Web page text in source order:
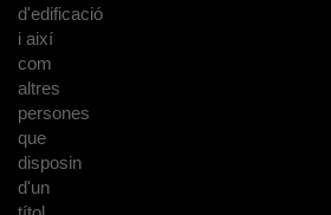
d'edificació
i així
com
altres
persones
que
disposin
d'un